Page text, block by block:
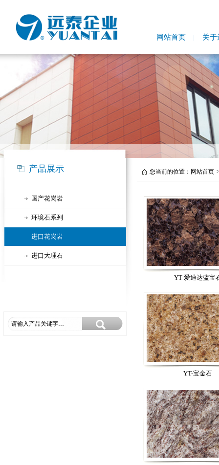
网站首页 关于
产品展示
国产花岗岩
环境石系列
进口花岗岩
进口大理石
您当前的位置： 网站首页
YT-爱迪达蓝宝
YT-宝金石